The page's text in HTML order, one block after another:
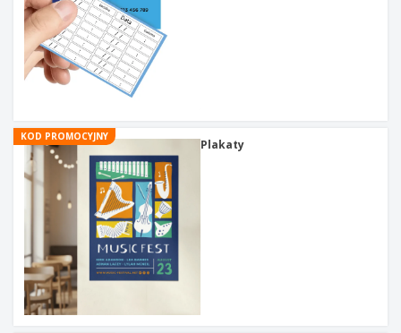
KOD PROMOCYJNY
Plakaty